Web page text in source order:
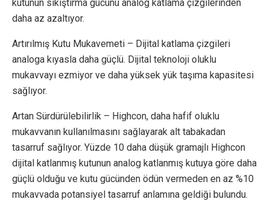
kutunun sıkıştırma gücünü analog katlama çizgilerinden
daha az azaltıyor.
Artırılmış Kutu Mukavemeti – Dijital katlama çizgileri
analoga kıyasla daha güçlü. Dijital teknoloji oluklu
mukavvayı ezmiyor ve daha yüksek yük taşıma kapasitesi
sağlıyor.
Artan Sürdürülebilirlik – Highcon, daha hafif oluklu
mukavvanın kullanılmasını sağlayarak alt tabakadan
tasarruf sağlıyor. Yüzde 10 daha düşük gramajlı Highcon
dijital katlanmış kutunun analog katlanmış kutuya göre daha
güçlü olduğu ve kutu gücünden ödün vermeden en az %10
mukavvada potansiyel tasarruf anlamına geldiği bulundu.